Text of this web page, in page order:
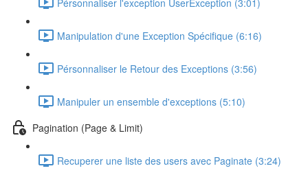
Manipulation d'une Exception Spécifique (6:16)
Pérsonnaliser le Retour des Exceptions (3:56)
Manipuler un ensemble d'exceptions (5:10)
Pagination (Page & Limit)
Recuperer une liste des users avec Paginate (3:24)